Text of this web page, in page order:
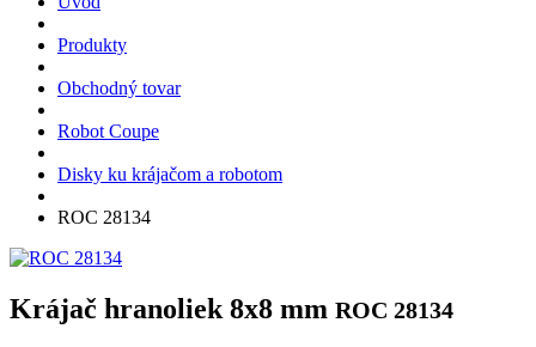
Produkty
Obchodný tovar
Robot Coupe
Disky ku krájačom a robotom
ROC 28134
Krájač hranoliek 8x8 mm ROC 28134